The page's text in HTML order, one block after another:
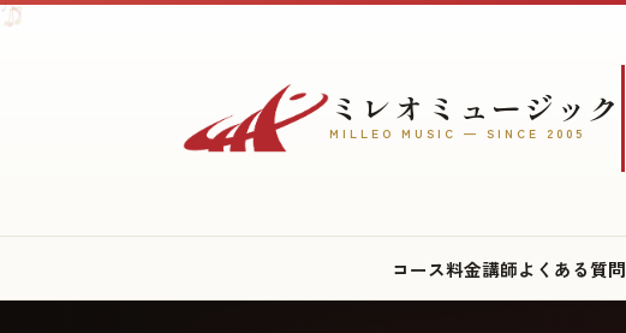
♩
ミレオミュージック
MILLEO MUSIC — SINCE 2005
コース料金講師よくある質問
♪
♪